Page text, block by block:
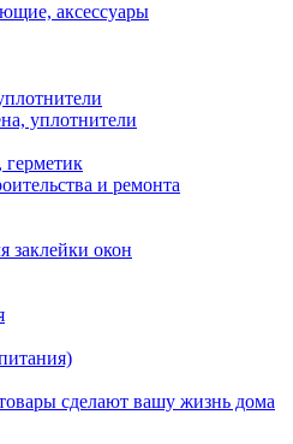
аксессуары
уплотнители
и ремонта
заклейки окон
сделают вашу жизнь дома